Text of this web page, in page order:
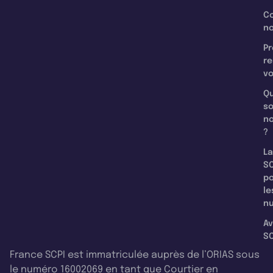
?
La
France SCPI est immatriculée auprès de l’ORIAS sous
le numéro 16002069 en tant que Courtier en